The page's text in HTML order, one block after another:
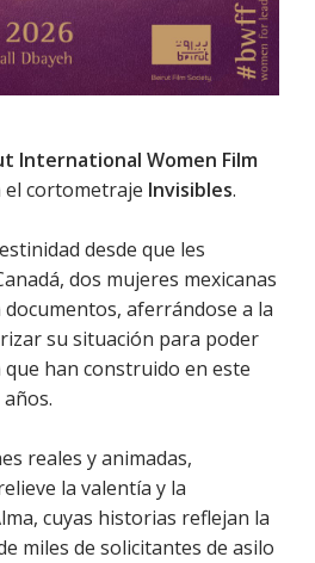
International Women Film
el cortometraje Invisibles.
desde que les
dos mujeres mexicanas
aferrándose a la
su situación para poder
han construido en este
reales y animadas,
la valentía y la
cuyas historias reflejan la
miles de solicitantes de asilo